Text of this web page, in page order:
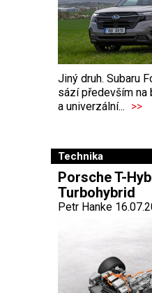
Jiný druh. Subaru
sází především
a univerzální... >>
Technika
Porsche T-
Turbohybrid
Petr Hanke